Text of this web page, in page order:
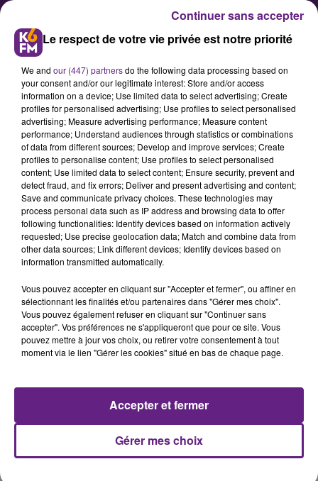
Harcèlement scolaire : le
Département et le conseil
départemental des jeunes
mobilisés
A l’avant-veille de la journée
nationale de lutte contre le
président du conseil départemental
de la Côte-d’Or et Catherine Louis,
vice-présidente, accompagnés de 6
conseillers départementaux jeunes,
Clos de Pouilly, à Dijon,
l’engagement de la collectivité et du
conseil départemental des jeunes
dans la lutte contre ce fléau.
Le respect de votre vie privée est notre priorité
We and our (447) partnersdo the following data processing based on
your consent and/or our legitimate interest: Store and/or access
information on a device; Use limited data to select advertising; Create
profiles for personalised advertising; Use profiles to select personalised
advertising; Measure advertising performance; Measure content
performance; Understand audiences through statistics or combinations
of data from different sources; Develop and improve services; Create
profiles to personalise content; Use profiles to select personalised
content; Use limited data to select content; Ensure security, prevent and
detect fraud, and fix errors; Deliver and present advertising and content;
Save and communicate privacy choices. These technologies may
process personal data such as IP address and browsing data to offer
following functionalities: Identify devices based on information actively
requested; Use precise geolocation data; Match and combine data from
other data sources; Link different devices; Identify devices based on
information transmitted automatically.
Vous pouvez accepter en cliquant sur "Accepter et fermer", ou affiner en
sélectionnant les finalités et/ou partenaires dans "Gérer mes choix".
Vous pouvez également refuser en cliquant sur "Continuer sans
accepter". Vos préférences ne s'appliqueront que pour ce site. Vous
pouvez mettre à jour vos choix, ou retirer votre consentement à tout
moment via le lien "Gérer les cookies" situé en bas de chaque page.
Gérer mes choix
Accepter et fermer
Continuer sans accepter